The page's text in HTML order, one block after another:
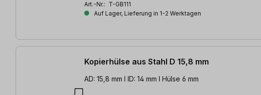
Art.-Nr.: T-GB111
Auf Lager, Lieferung in 1-2 Werktagen
Kopierhülse aus Stahl D 15,8 mm
AD: 15,8 mm l ID: 14 mm l Hülse 6 mm